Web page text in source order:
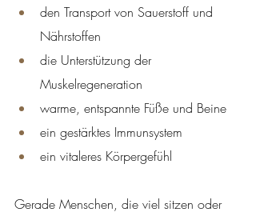
den Transport von Sauerstoff und
Nährstoffen
die Unterstützung der
Muskelregeneration
warme, entspannte Füße und Beine
ein gestärktes Immunsystem
ein vitaleres Körpergefühl
Gerade Menschen, die viel sitzen oder